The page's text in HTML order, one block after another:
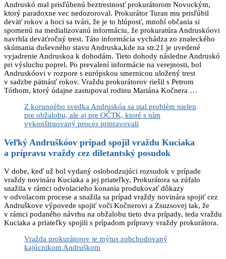
Andruskó mal prisľúbenú beztrestnosť prokurátorom Novockým,
ktorý paradoxne vec nedozoroval. Prokurátor Turan mu prisľúbil
deväť rokov a hoci sa tvári, že je to hlúposť, mnohí občania si
spomenú na medializovanú informáciu, že prokuratúra Andruskóovi
navrhla deväťročný trest. Táto informácia vychádza zo znaleckého
skúmania duševného stavu Andruska,kde na str.21 je uvedené
vyjadrenie Andruskoa k dohodám. Tieto dohody následne Andruskó
pri výsluchu poprel. Po prevalení informácie na verejnosti, bol
Andruskóovi v rozpore s európskou smernicou uložený trest
v sadzbe pätnásť rokov. Vraždu prokurátorov riešil s Petrom
Tóthom, ktorý údajne zastupoval rodinu Mariána Kočnera …
Z korunného svedka Andruskóa sa stal problém nielen
pre obžalobu, ale aj pre OČTK, ktoré s ním
vykonštruovaný proces pripravovali
Veľký Andruškóov prípad spojil vraždu Kuciaka
a prípravu vraždy cez diletantský posudok
V dobe, keď už bol vydaný oslobodzujúci rozsudok v prípade
vraždy novinára Kuciaka a jej priateľky, Prokurátora sa zúfalo
snažila v rámci odvolacieho konania produkovať dôkazy
v odvolacom procese a snažila sa prípad vraždy novinára spojiť cez
Andruškove výpovede spojiť voči Kočnerovi a Zsuzsovej tak, že
v rámci podaného návrhu na obžalobu tieto dva prípady, teda vraždu
Kuciaka a priateľky spojili s prípadom prípravy vraždy prokurátora.
Vražda prokurátorov je mýtus zobchodovaný
kajúcnikom Andruškom